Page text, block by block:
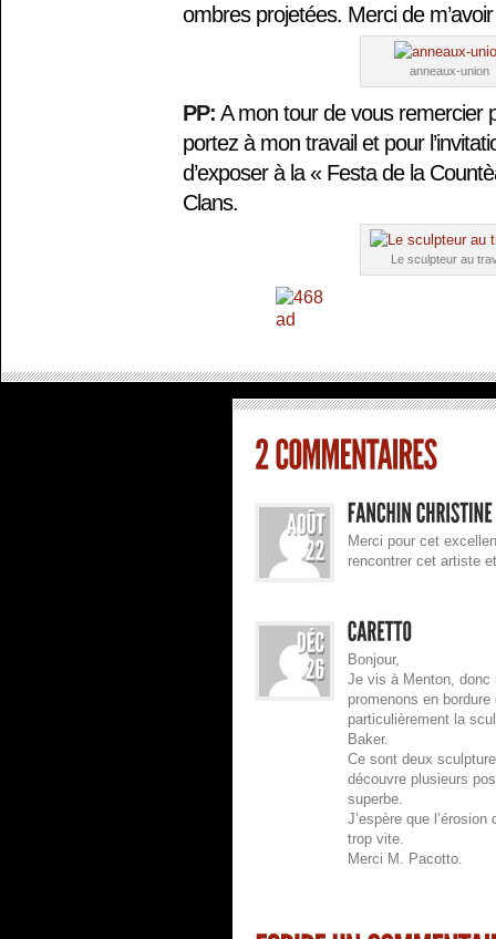
ombres projetées. Merci de
anneaux-union
PP: A mon tour de vous remercier
portez à mon travail et pour
d’exposer à la « Festa de la
Clans.
Le sculpteur au
Merci pour cet
rencontrer cet artiste
Bonjour,
Je vis à Menton, donc
promenons en bordure
particulièrement la
Baker.
Ce sont deux
découvre plusieurs
superbe.
J’espère que
trop vite.
Merci M. Pacotto.